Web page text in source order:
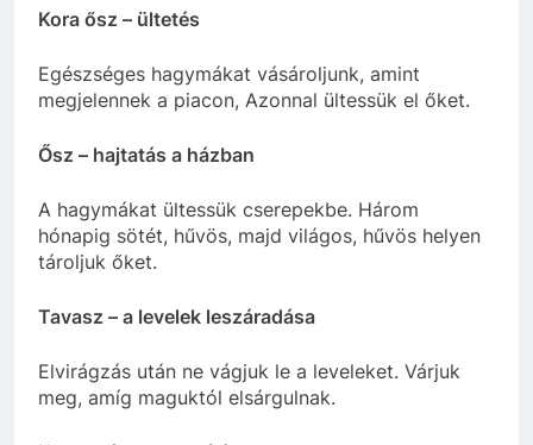
Kora ősz – ültetés
Egészséges hagymákat vásároljunk, amint
megjelennek a piacon, Azonnal ültessük el őket.
Ősz – hajtatás a házban
A hagymákat ültessük cserepekbe. Három
hónapig sötét, hűvös, majd világos, hűvös helyen
tároljuk őket.
Tavasz – a levelek leszáradása
Elvirágzás után ne vágjuk le a leveleket. Várjuk
meg, amíg maguktól elsárgulnak.